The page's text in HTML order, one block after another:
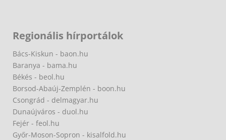
Regionális hírportálok
Bács-Kiskun - baon.hu
Baranya - bama.hu
Békés - beol.hu
Borsod-Abaúj-Zemplén - boon.hu
Csongrád - delmagyar.hu
Dunaújváros - duol.hu
Fejér - feol.hu
Győr-Moson-Sopron - kisalfold.hu